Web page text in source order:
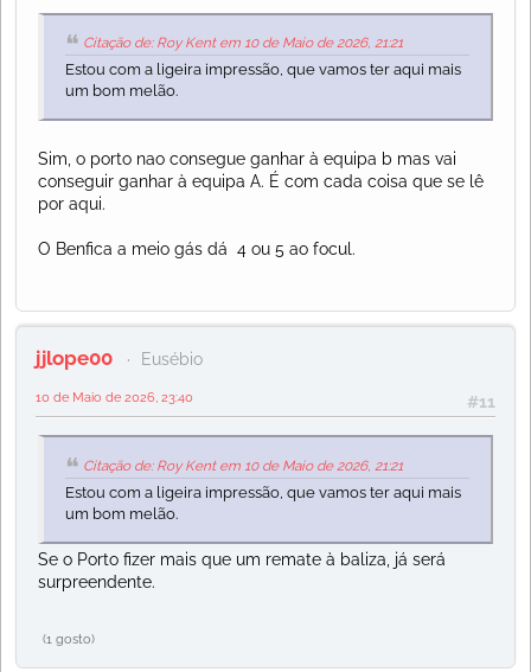
Citação de: Roy Kent em 10 de Maio de 2026, 21:21
Estou com a ligeira impressão, que vamos ter aqui mais
um bom melão.
Sim, o porto nao consegue ganhar à equipa b mas vai
conseguir ganhar à equipa A. É com cada coisa que se lê
por aqui.
O Benfica a meio gás dá 4 ou 5 ao focul.
jjlope00 Eusébio
#11
10 de Maio de 2026, 23:40
Citação de: Roy Kent em 10 de Maio de 2026, 21:21
Estou com a ligeira impressão, que vamos ter aqui mais
um bom melão.
Se o Porto fizer mais que um remate à baliza, já será
surpreendente.
(1 gosto)